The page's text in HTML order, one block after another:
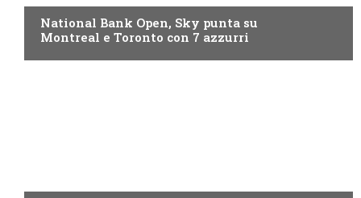
National Bank Open, Sky punta su
Montreal e Toronto con 7 azzurri